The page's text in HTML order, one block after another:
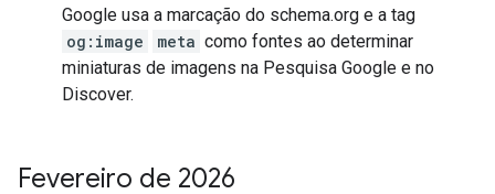
Google usa a marcação do schema.org e a tag
og:image
meta como fontes ao determinar
miniaturas de imagens na Pesquisa Google e no
Discover.
Fevereiro de 2026